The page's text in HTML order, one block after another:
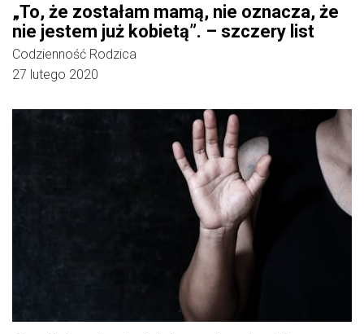
„To, że zostałam mamą, nie oznacza, że
nie jestem już kobietą”. – szczery list
Codzienność Rodzica
27 lutego 2020